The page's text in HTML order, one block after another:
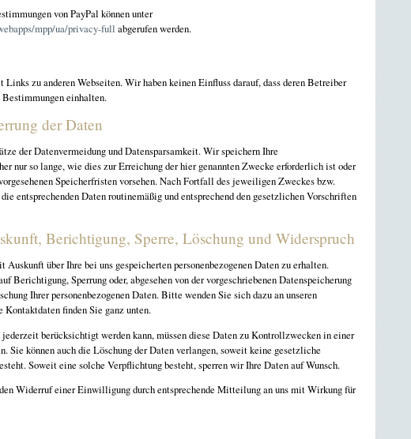
von PayPal können unter
mpp/ua/privacy-full abgerufen werden.
zu anderen Webseiten. Wir haben keinen Einfluss darauf, dass deren Betreiber
einhalten.
der Daten
der Datenvermeidung und Datensparsamkeit. Wir speichern Ihre
nur so lange, wie dies zur Erreichung der hier genannten Zwecke erforderlich ist oder
Speicherfristen vorsehen. Nach Fortfall des jeweiligen Zweckes bzw.
entsprechenden Daten routinemäßig und entsprechend den gesetzlichen Vorschriften
Berichtigung, Sperre, Löschung und Widerspruch
Auskunft über Ihre bei uns gespeicherten personenbezogenen Daten zu erhalten.
Berichtigung, Sperrung oder, abgesehen von der vorgeschriebenen Datenspeicherung
Ihrer personenbezogenen Daten. Bitte wenden Sie sich dazu an unseren
finden Sie ganz unten.
berücksichtigt werden kann, müssen diese Daten zu Kontrollzwecken in einer
Sie können auch die Löschung der Daten verlangen, soweit keine gesetzliche
Soweit eine solche Verpflichtung besteht, sperren wir Ihre Daten auf Wunsch.
Widerruf einer Einwilligung durch entsprechende Mitteilung an uns mit Wirkung für